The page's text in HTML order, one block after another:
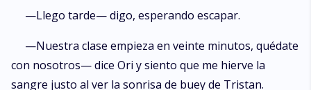
—Llego tarde— digo, esperando escapar.
—Nuestra clase empieza en veinte minutos, quédate
con nosotros— ​​dice Ori y siento que me hierve la
sangre justo al ver la sonrisa de buey de Tristan.